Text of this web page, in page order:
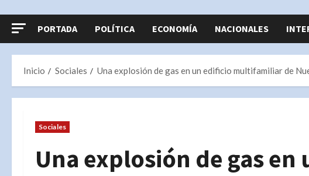
PORTADA POLÍTICA ECONOMÍA NACIONALES
Inicio Sociales Una explosión de gas en un edificio multifamiliar de
Sociales
Una explosión de gas